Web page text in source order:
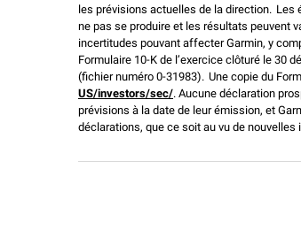
les prévisions actuelles de la direction.
ne pas se produire et les résultats peuvent
incertitudes pouvant affecter Garmin, y
Formulaire 10-K de l’exercice clôturé le 30
(fichier numéro 0-31983). Une copie du
US/investors/sec/. Aucune déclaration
prévisions à la date de leur émission, et
déclarations, que ce soit au vu de